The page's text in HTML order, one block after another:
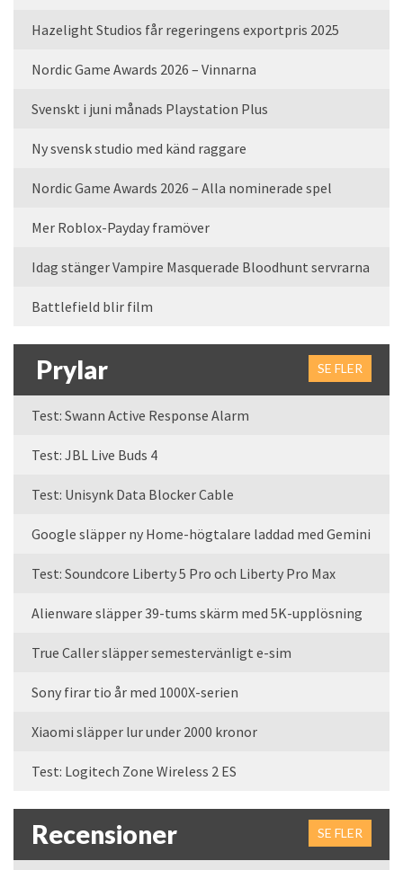
Hazelight Studios får regeringens exportpris 2025
Nordic Game Awards 2026 – Vinnarna
Svenskt i juni månads Playstation Plus
Ny svensk studio med känd raggare
Nordic Game Awards 2026 – Alla nominerade spel
Mer Roblox-Payday framöver
Idag stänger Vampire Masquerade Bloodhunt servrarna
Battlefield blir film
Prylar SE FLER
Test: Swann Active Response Alarm
Test: JBL Live Buds 4
Test: Unisynk Data Blocker Cable
Google släpper ny Home-högtalare laddad med Gemini
Test: Soundcore Liberty 5 Pro och Liberty Pro Max
Alienware släpper 39-tums skärm med 5K-upplösning
True Caller släpper semestervänligt e-sim
Sony firar tio år med 1000X-serien
Xiaomi släpper lur under 2000 kronor
Test: Logitech Zone Wireless 2 ES
Recensioner SE FLER